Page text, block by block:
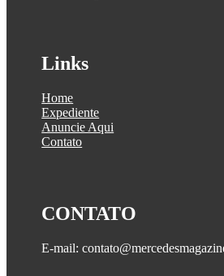
Links
Home
Expediente
Anuncie Aqui
Contato
CONTATO
E-mail: